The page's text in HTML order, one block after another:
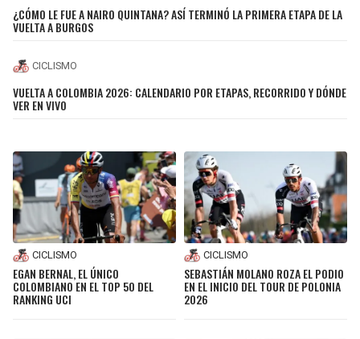
¿CÓMO LE FUE A NAIRO QUINTANA? ASÍ TERMINÓ LA PRIMERA ETAPA DE LA
VUELTA A BURGOS
CICLISMO
VUELTA A COLOMBIA 2026: CALENDARIO POR ETAPAS, RECORRIDO Y DÓNDE
VER EN VIVO
CICLISMO
EGAN BERNAL, EL ÚNICO
COLOMBIANO EN EL TOP 50 DEL
RANKING UCI
CICLISMO
SEBASTIÁN MOLANO ROZA EL PODIO
EN EL INICIO DEL TOUR DE POLONIA
2026